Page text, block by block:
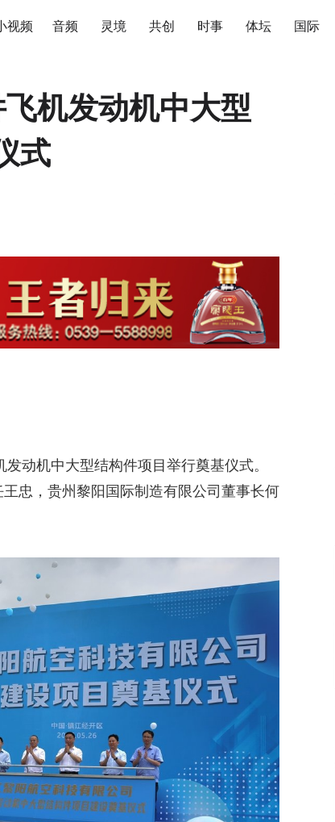
视频 音频 灵境 共创 时事 体坛 国际
机发动机中大型
式
动机中大型结构件项目举行奠基仪式。
忠，贵州黎阳国际制造有限公司董事长何